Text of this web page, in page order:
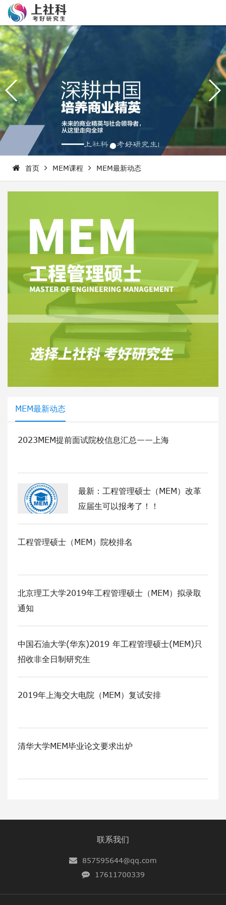
首页 MEM课程 MEM最新动态
MEM最新动态
2023MEM提前面试院校信息汇总——上海
最新：工程管理硕士（MEM）改革
应届生可以报考了！！
工程管理硕士（MEM）院校排名
北京理工大学2019年工程管理硕士（MEM）拟录取
通知
中国石油大学(华东)2019 年工程管理硕士(MEM)只
招收非全日制研究生
2019年上海交大电院（MEM）复试安排
清华大学MEM毕业论文要求出炉
联系我们
857595644@qq.com
17611700339